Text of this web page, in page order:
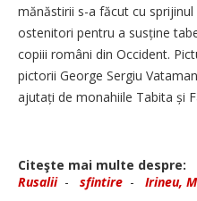
mănăstirii s-a făcut cu
ostenitori pentru a susține
copiii români din Occident.
pictorii George Sergiu
ajutați de monahiile Tabita și
Citeşte mai multe despre:
Rusalii- sfintire - Irineu,